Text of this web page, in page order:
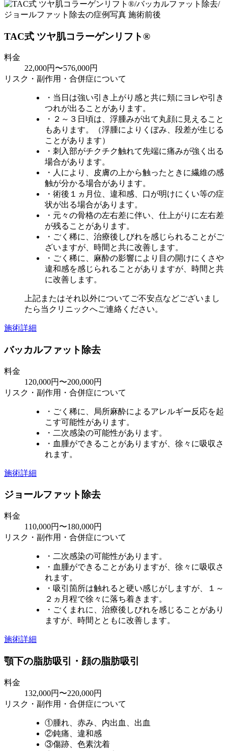
TAC式 ツヤ肌コラーゲンリフト®
料金
22,000円〜576,000円
リスク・副作用・合併症について
・当日は強い引き上がり感と共に頬にヨレや引き
つれが出ることがあります。
・２～３日頃は、浮腫みが出て丸顔に見えること
もあります。（浮腫によりくぼみ、段差が生じる
ことがあります）
・刺入部がチクチク触れて先端に痛みが強く出る
場合があります。
・人により、皮膚の上から触ったときに繊維の感
触が分かる場合があります。
・術後１ヵ月位、違和感、口が明けにくい等の症
状が出る場合があります。
・元々の骨格の左右差に伴い、仕上がりに左右差
が残ることがあります。
・ごく稀に、治療後しびれを感じられることがご
ざいますが、時間と共に改善します。
・ごく稀に、麻酔の影響により目の開けにくさや
違和感を感じられることがありますが、時間と共
に改善します。
上記またはそれ以外についてご不安点などございまし
たら当クリニックへご連絡ください。
施術詳細
バッカルファット除去
料金
120,000円〜200,000円
リスク・副作用・合併症について
・ごく稀に、局所麻酔によるアレルギー反応を起
こす可能性があります。
・二次感染の可能性があります。
・血腫ができることがありますが、徐々に吸収さ
れます。
施術詳細
ジョールファット除去
料金
110,000円〜180,000円
リスク・副作用・合併症について
・二次感染の可能性があります。
・血腫ができることがありますが、徐々に吸収さ
れます。
・吸引箇所は触れると硬い感じがしますが、１～
２ヵ月程で徐々に落ち着きます。
・ごくまれに、治療後しびれを感じることがあり
ますが、時間とともに改善します。
施術詳細
顎下の脂肪吸引・顔の脂肪吸引
料金
132,000円〜220,000円
リスク・副作用・合併症について
①腫れ、赤み、内出血、出血
②鈍痛、違和感
③傷跡、色素沈着